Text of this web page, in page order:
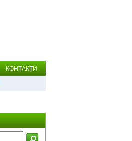
КОНТАКТИ